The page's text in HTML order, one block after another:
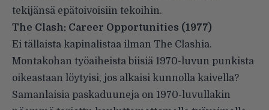
tekijänsä epätoivoisiin tekoihin.
The Clash: Career Opportunities (1977)
Ei tällaista kapinalistaa ilman The Clashia.
Montakohan työaiheista biisiä 1970-luvun punkista
oikeastaan löytyisi, jos alkaisi kunnolla kaivella?
Samanlaisia paskaduuneja on 1970-luvullakin